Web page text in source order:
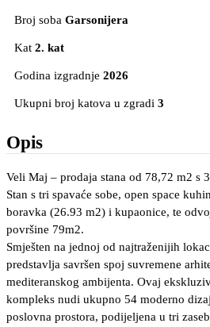
Broj soba Garsonijera
Kat 2. kat
Godina izgradnje 2026
Ukupni broj katova u zgradi 3
Opis
Veli Maj – prodaja stana od 78,72 m2 s
Stan s tri spavaće sobe, open space
boravka (26.93 m2) i kupaonice, te
površine 79m2.
Smješten na jednoj od najtraženijih
predstavlja savršen spoj suvremene
mediteranskog ambijenta. Ovaj
kompleks nudi ukupno 54 moderno
poslovna prostora, podijeljena u tri